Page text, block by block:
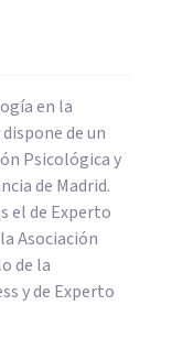
en la
de un
Psicológica y
de Madrid.
el de Experto
Asociación
de la
y de Experto